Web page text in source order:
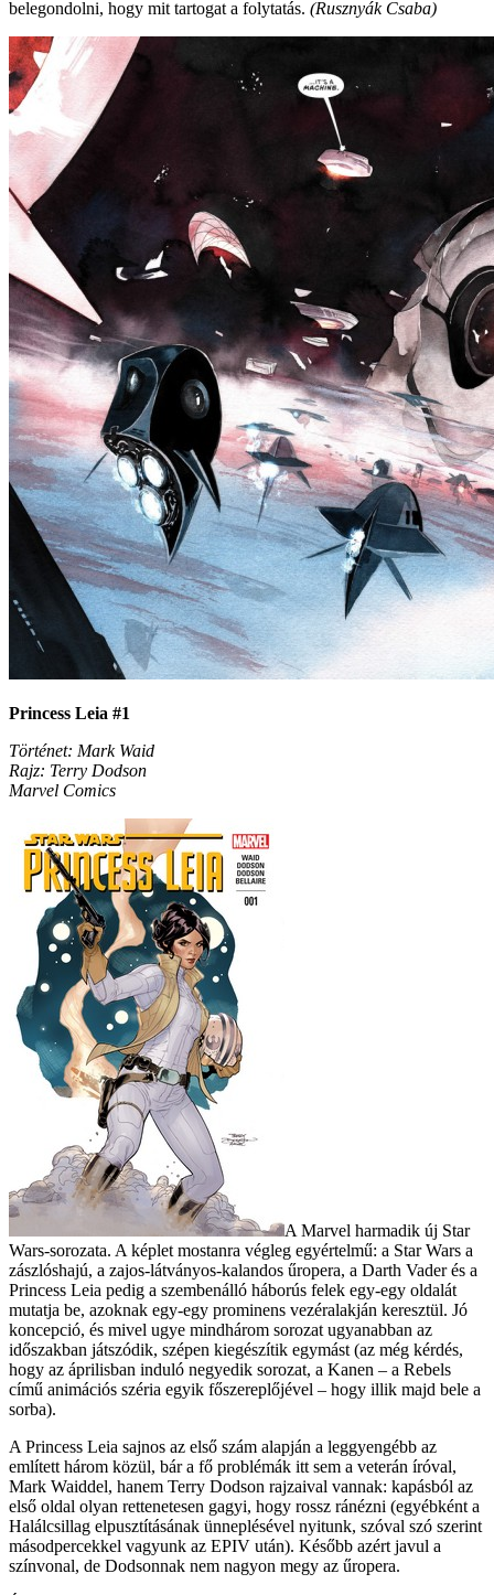
belegondolni, hogy mit tartogat a folytatás. (Rusznyák Csaba)
Princess Leia #1
Történet: Mark Waid
Rajz: Terry Dodson
Marvel Comics
A Marvel harmadik új Star
Wars-sorozata. A képlet mostanra végleg egyértelmű: a Star Wars a
zászlóshajú, a zajos-látványos-kalandos űropera, a Darth Vader és a
Princess Leia pedig a szembenálló háborús felek egy-egy oldalát
mutatja be, azoknak egy-egy prominens vezéralakján keresztül. Jó
koncepció, és mivel ugye mindhárom sorozat ugyanabban az
időszakban játszódik, szépen kiegészítik egymást (az még kérdés,
hogy az áprilisban induló negyedik sorozat, a Kanen – a Rebels
című animációs széria egyik főszereplőjével – hogy illik majd bele a
sorba).
A Princess Leia sajnos az első szám alapján a leggyengébb az
említett három közül, bár a fő problémák itt sem a veterán íróval,
Mark Waiddel, hanem Terry Dodson rajzaival vannak: kapásból az
első oldal olyan rettenetesen gagyi, hogy rossz ránézni (egyébként a
Halálcsillag elpusztításának ünneplésével nyitunk, szóval szó szerint
másodpercekkel vagyunk az EPIV után). Később azért javul a
színvonal, de Dodsonnak nem nagyon megy az űropera.